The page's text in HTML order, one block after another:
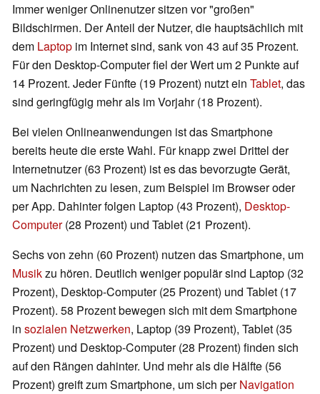
Immer weniger Onlinenutzer sitzen vor "großen"
Bildschirmen. Der Anteil der Nutzer, die hauptsächlich mit
dem Laptop im Internet sind, sank von 43 auf 35 Prozent.
Für den Desktop-Computer fiel der Wert um 2 Punkte auf
14 Prozent. Jeder Fünfte (19 Prozent) nutzt ein Tablet, das
sind geringfügig mehr als im Vorjahr (18 Prozent).
Bei vielen Onlineanwendungen ist das Smartphone
bereits heute die erste Wahl. Für knapp zwei Drittel der
Internetnutzer (63 Prozent) ist es das bevorzugte Gerät,
um Nachrichten zu lesen, zum Beispiel im Browser oder
per App. Dahinter folgen Laptop (43 Prozent), Desktop-
Computer(28 Prozent) und Tablet (21 Prozent).
Sechs von zehn (60 Prozent) nutzen das Smartphone, um
Musikzu hören. Deutlich weniger populär sind Laptop (32
Prozent), Desktop-Computer (25 Prozent) und Tablet (17
Prozent). 58 Prozent bewegen sich mit dem Smartphone
in sozialen Netzwerken, Laptop (39 Prozent), Tablet (35
Prozent) und Desktop-Computer (28 Prozent) finden sich
auf den Rängen dahinter. Und mehr als die Hälfte (56
Prozent) greift zum Smartphone, um sich perNavigation